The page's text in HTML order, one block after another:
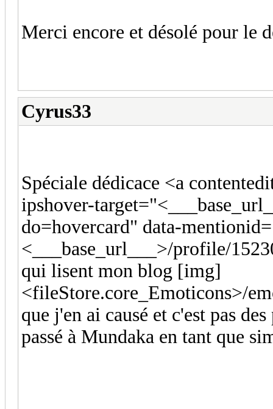
Merci encore et désolé pour le
Cyrus33
Spéciale dédicace <a
ipshover-
do=hovercard" data-
<___base_url___>/profile/
qui lisent mon blog [img]
<fileStore.core_Emoticons>/
que j'en ai causé et c'est pas
passé à Mundaka en tant que